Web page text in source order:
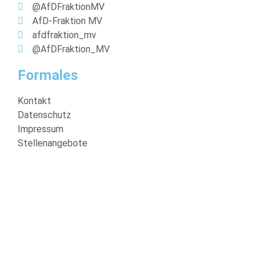
@AfDFraktionMV
AfD-Fraktion MV
afdfraktion_mv
@AfDFraktion_MV
Formales
Kontakt
Datenschutz
Impressum
Stellenangebote